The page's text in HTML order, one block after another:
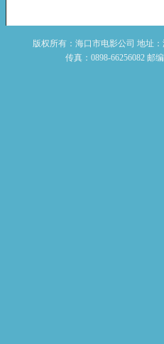
版权所有：海口市电影公司 地址
传真：0898-66256082 邮